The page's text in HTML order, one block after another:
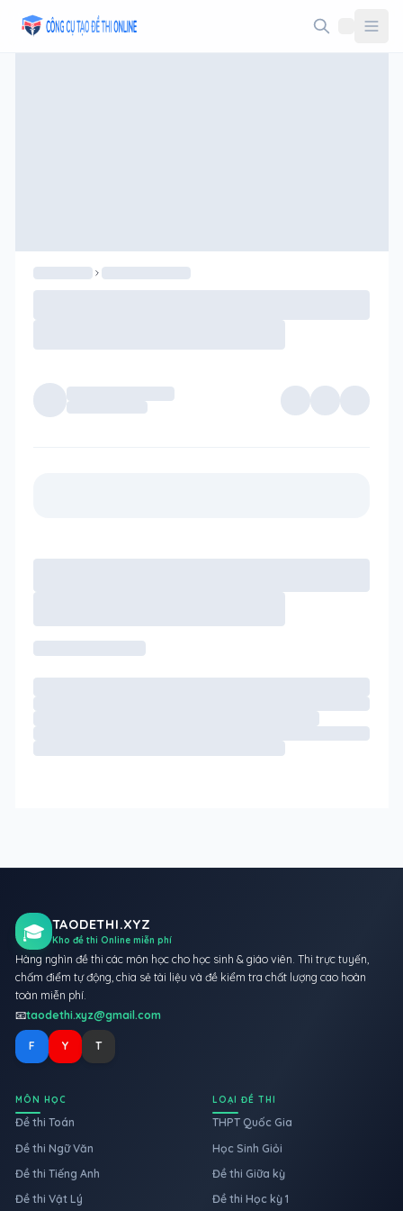
🎓 TAODETHI.XYZ
Kho đề thi Online miễn phí
Hàng nghìn đề thi các môn học cho học sinh & giáo viên. Thi trực tuyến,
chấm điểm tự động, chia sẻ tài liệu và đề kiểm tra chất lượng cao hoàn
toàn miễn phí.
📧taodethi.xyz@gmail.com
F Y T
MÔN HỌC
Đề thi Toán
Đề thi Ngữ Văn
Đề thi Tiếng Anh
Đề thi Vật Lý
LOẠI ĐỀ THI
THPT Quốc Gia
Học Sinh Giỏi
Đề thi Giữa kỳ
Đề thi Học kỳ 1